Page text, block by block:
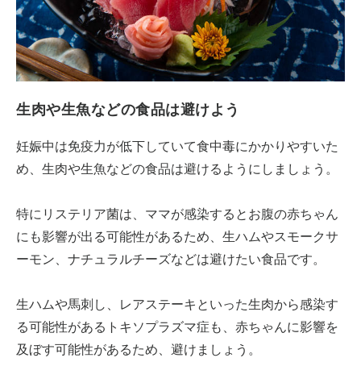
生肉や生魚などの食品は避けよう
妊娠中は免疫力が低下していて食中毒にかかりやすいた
め、生肉や生魚などの食品は避けるようにしましょう。
特にリステリア菌は、ママが感染するとお腹の赤ちゃん
にも影響が出る可能性があるため、生ハムやスモークサ
ーモン、ナチュラルチーズなどは避けたい食品です。
生ハムや馬刺し、レアステーキといった生肉から感染す
る可能性があるトキソプラズマ症も、赤ちゃんに影響を
及ぼす可能性があるため、避けましょう。